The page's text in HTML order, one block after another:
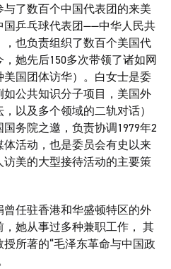
了数百个中国代表团的来美
国乒乓球代表团——中华人民共
也负责组织了数百个美国代
她先后150多次带领了诸如网
国团体访华）。白女士是委
公共知识分子项目，美国外
以及多个领域的二轨对话）
务院之邀，负责协调1979年2
活动，也是委员会有史以来
美的大型接待活动的主要策
任驻香港和华盛顿特区的外
她从事过多种兼职工作， 其
授所著的“毛泽东革命与中国政